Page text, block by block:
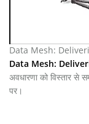
Data Mesh:
Data Mesh:
अवधारणा को विस्तार से
पर।